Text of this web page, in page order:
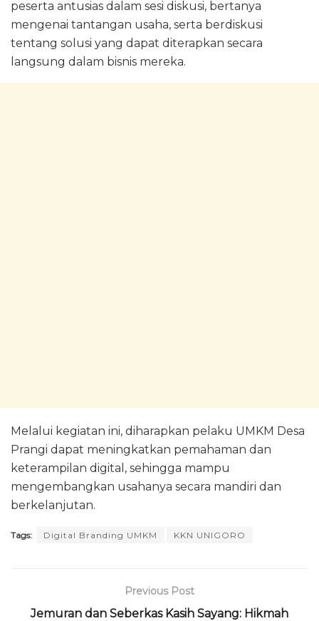
peserta antusias dalam sesi diskusi, bertanya
mengenai tantangan usaha, serta berdiskusi
tentang solusi yang dapat diterapkan secara
langsung dalam bisnis mereka.
Melalui kegiatan ini, diharapkan pelaku UMKM Desa
Prangi dapat meningkatkan pemahaman dan
keterampilan digital, sehingga mampu
mengembangkan usahanya secara mandiri dan
berkelanjutan.
Tags: Digital Branding UMKM KKN UNIGORO
Previous Post
Jemuran dan Seberkas Kasih Sayang: Hikmah